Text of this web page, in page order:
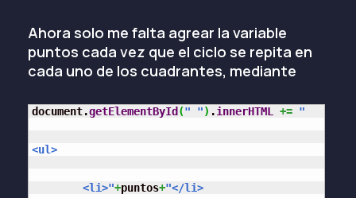
Ahora solo me falta agrear la variable
puntos cada vez que el ciclo se repita en
cada uno de los cuadrantes, mediante
document.getElementById (" ") .innerHTML += "
<ul>
<li>"+puntos+"</li>